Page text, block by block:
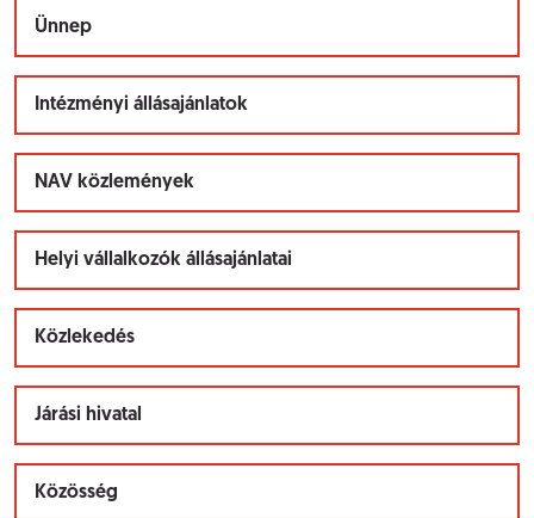
Ünnep
Intézményi állásajánlatok
NAV közlemények
Helyi vállalkozók állásajánlatai
Közlekedés
Járási hivatal
Közösség